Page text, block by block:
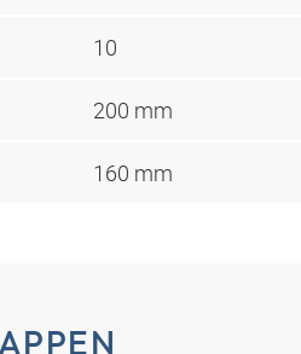
10
200 mm
160 mm